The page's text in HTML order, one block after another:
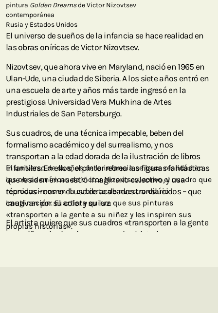
pintura Golden Dreamsde Victor Nizovtsev
contemporánea
Rusia y Estados Unidos
El universo de sueños de la infancia se hace realidad en
las obras oníricas de Victor Nizovtsev.
Nizovtsev, que ahora vive en Maryland, nació en 1965 en
Ulan-Ude, una ciudad de Siberia. A los siete años entró en
una escuela de arte y años más tarde ingresó en la
prestigiosa Universidad Vera Mukhina de Artes
Industriales de San Petersburgo.
Sus cuadros, de una técnica impecable, beben del
formalismo académico y del surrealismo, y nos
transportan a la edad dorada de la ilustración de libros
infantiles. En ellos, el pintor recrea las figuras fantásticas
que residen en nuestro imaginario colectivo, y usa
técnicas – como el uso de acabados translúcidos – que
cautivan por su color y su luz.
El artista quiere que sus cuadros «transporten a la gente
a su niñez y les inspiren sus propias historias», pero ese
El universo de sueños de la infancia se hace realidad en
las obras oníricas de Victor Nizovtsev, como el cuadro que
reproducimos en la cubierta de nuestro diario
Imaginación. El artista quiere que sus pinturas
«transporten a la gente a su niñez y les inspiren sus
propias historias».